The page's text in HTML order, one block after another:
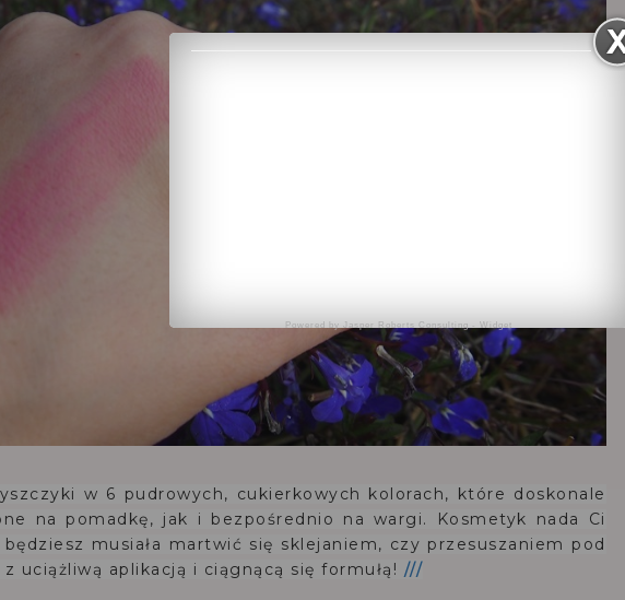
w 6 pudrowych, cukierkowych kolorach, które doskonale
na pomadkę, jak i bezpośrednio na wargi.
Kosmetyk nada Ci
musiała martwić się sklejaniem, czy przesuszaniem pod
uciążliwą aplikacją i ciągnącą się formułą! ///
Powered by Jasper Roberts Consulting - Widget